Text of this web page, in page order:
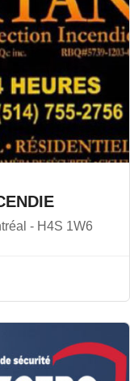
- H4S 1W6